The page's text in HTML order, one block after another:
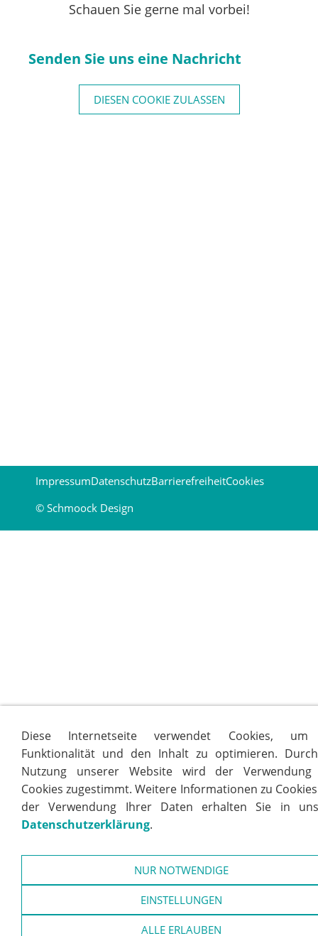
Schauen Sie gerne mal vorbei!
Senden Sie uns eine Nachricht
DIESEN COOKIE ZULASSEN
ImpressumDatenschutzBarrierefreiheitCookies
© Schmoock Design
Diese Internetseite verwendet Cookies,
Funktionalität und den Inhalt zu optimieren.
Nutzung unserer Website wird der
Cookies zugestimmt. Weitere Informationen zu
der Verwendung Ihrer Daten erhalten Sie in
Datenschutzerklärung.
NUR NOTWENDIGE
EINSTELLUNGEN
ALLE ERLAUBEN